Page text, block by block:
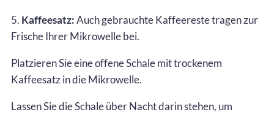
5. Kaffeesatz:Auch gebrauchte Kaffeereste tragen zur
Frische Ihrer Mikrowelle bei.
Platzieren Sie eine offene Schale mit trockenem
Kaffeesatz in die Mikrowelle.
Lassen Sie die Schale über Nacht darin stehen, um